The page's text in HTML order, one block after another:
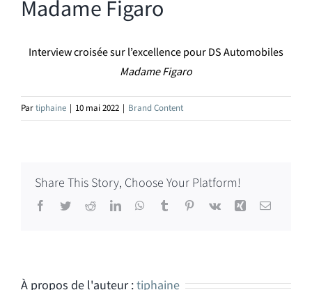
Madame Figaro
Interview croisée sur l’excellence pour DS Automobiles
Madame Figaro
Partiphaine | 10 mai 2022 | Brand Content
Share This Story, Choose Your Platform!
Facebook
TwitterRedditLinkedInWhatsApp
Tumblr Pinterest
Vk Xing Email
À propos de l'auteur :tiphaine